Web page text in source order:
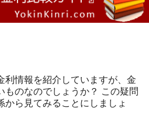
利情報を紹介していますが、金
ものなのでしょうか？ この疑問
から見てみることにしましょ